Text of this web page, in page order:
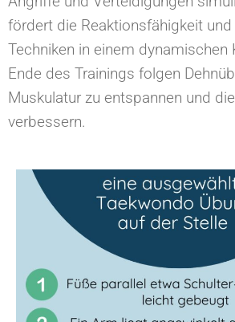
fördert die Reaktionsfähigkeit
Techniken in einem dynamischen
Ende des Trainings folgen
Muskulatur zu entspannen und
verbessern.